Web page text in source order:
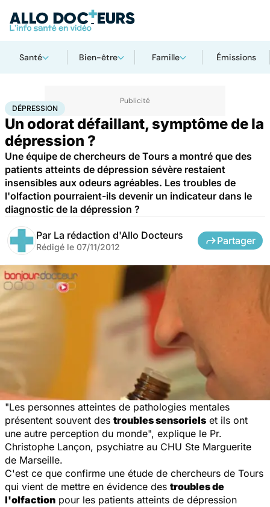
Santé Bien-être Famille Émissions
AccueilSantéMaladies Dépression
DÉPRESSION
Un odorat défaillant, symptôme de la
dépression ?
Une équipe de chercheurs de Tours a montré que des
patients atteints de dépression sévère restaient
insensibles aux odeurs agréables. Les troubles de
l'olfaction pourraient-ils devenir un indicateur dans le
diagnostic de la dépression ?
Par La rédaction d'Allo Docteurs
Rédigé le 07/11/2012
Partager
"Les personnes atteintes de pathologies mentales
présentent souvent des troubles sensoriels et ils ont
une autre perception du monde", explique le Pr.
Christophe Lançon, psychiatre au CHU Ste Marguerite
de Marseille.
C'est ce que confirme une étude de chercheurs de Tours
qui vient de mettre en évidence des troubles de
l'olfaction pour les patients atteints de dépression